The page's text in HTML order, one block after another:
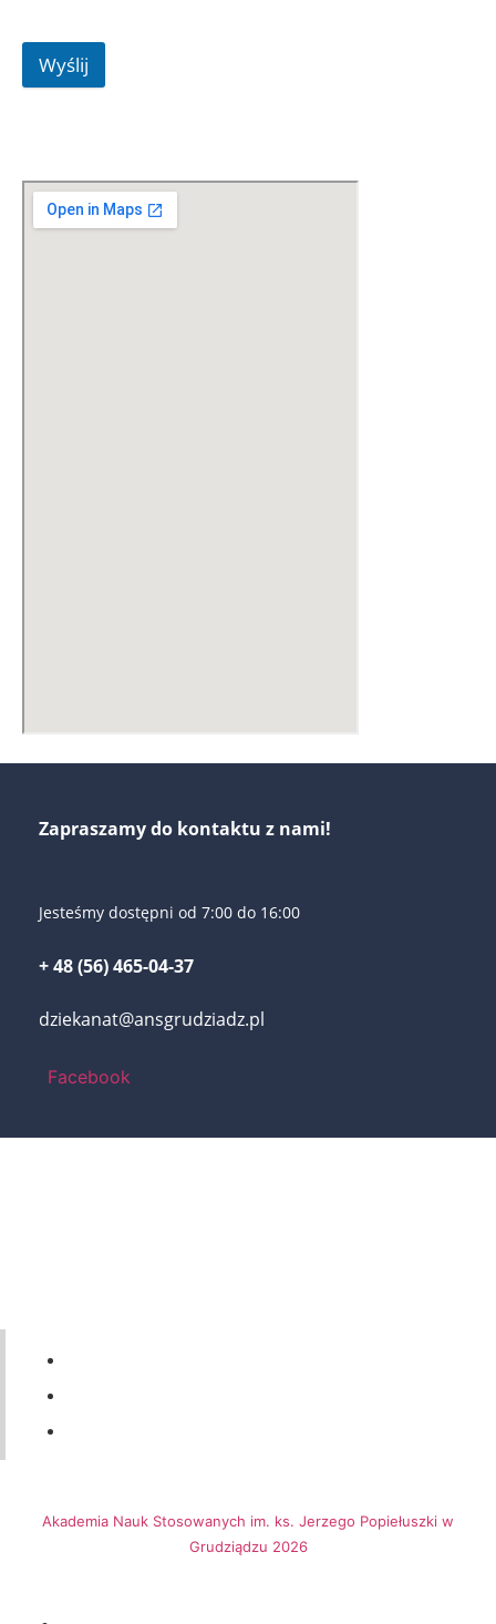
Wyślij
Zapraszamy do kontaktu z nami!
Jesteśmy dostępni od 7:00 do 16:00
+ 48 (56) 465-04-37
dziekanat@ansgrudziadz.pl
Facebook
Akademia Nauk Stosowanych im. ks. Jerzego Popiełuszki w
Grudziądzu 2026